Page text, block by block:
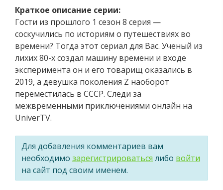
Краткое описание серии:
Гости из прошлого 1 сезон 8 серия —
cоскучились по историям о путешествиях во
времени? Тогда этот сериал для Вас. Ученый из
лихих 80-х создал машину времени и входе
эксперимента он и его товарищ оказались в
2019, а девушка поколения Z наоборот
переместилась в СССР. Следи за
межвременными приключениями онлайн на
UniverTV.
Для добавления комментариев вам
необходимо зарегистрироваться либо войти
на сайт под своим именем.